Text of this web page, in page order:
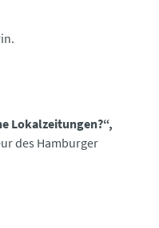
Lokalzeitungen?“,
des Hamburger